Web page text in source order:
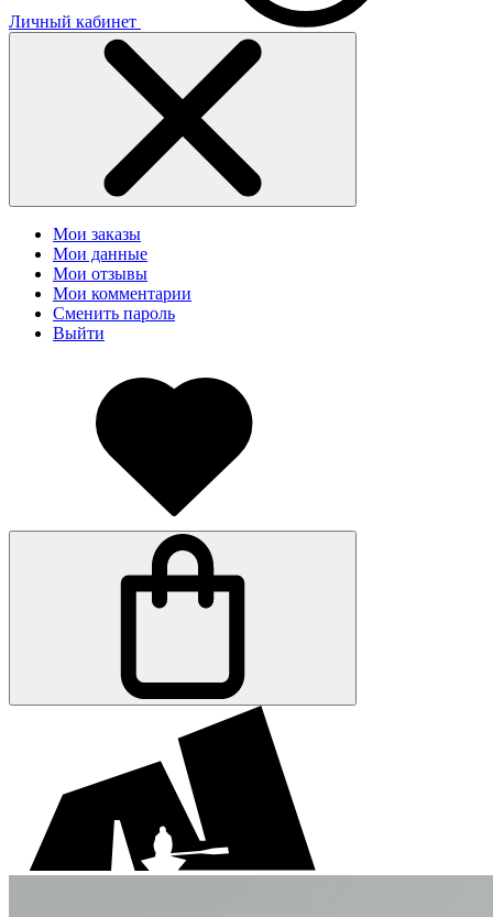
Личный кабинет
Мои заказы
Мои данные
Мои отзывы
Мои комментарии
Сменить пароль
Выйти